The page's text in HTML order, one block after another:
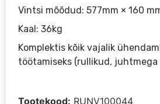
Vintsi mõõdud: 577mm × 160
Kaal: 36kg
Komplektis kõik vajalik
töötamiseks (rullikud,
Tootekood: RUNV100044